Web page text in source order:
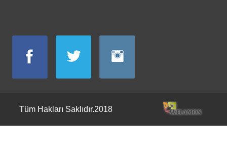
Tüm Hakları Saklıdır.2018